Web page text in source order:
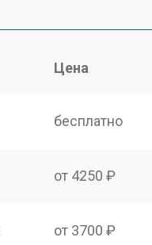
Цена
бесплатно
от 4250 ₽
от 3700 ₽